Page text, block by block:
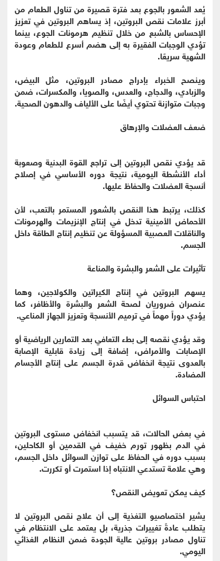
يُعد الشعور بالجوع بعد فترة قصيرة من تناول الطعام من
أبرز علامات نقص البروتين، إذ يساهم البروتين في تعزيز
الإحساس بالشبع من خلال تنظيم هرمونات الجوع، بينما
تؤدي الوجبات الفقيرة به إلى هضم أسرع للطعام وعودة
الشهية سريعًا.
وينصح الخبراء بإدراج مصادر البروتين، مثل البيض،
والزبادي، والدجاج، والعدس، والصويا، والمكسرات، ضمن
وجبات متوازنة تحتوي أيضًا على الألياف والدهون الصحية.
ضعف العضلات والإرهاق
قد يؤدي نقص البروتين إلى تراجع القوة البدنية وصعوبة
أداء الأنشطة اليومية، نتيجة دوره الأساسي في إصلاح
أنسجة العضلات والحفاظ عليها.
كذلك، يرتبط هذا النقص بالشعور المستمر بالتعب، لأن
الأحماض الأمينية تدخل في إنتاج الإنزيمات والهرمونات
والناقلات العصبية المسؤولة عن تنظيم إنتاج الطاقة داخل
الجسم.
تأثيرات على الشعر والبشرة والمناعة
يسهم البروتين في إنتاج الكيراتين والكولاجين، وهما
عنصران ضروريان لصحة الشعر والبشرة والأظافر، كما
يؤدي دوراً مهماً في ترميم الأنسجة وتعزيز الجهاز المناعي.
وقد يؤدي نقصه إلى بطء التعافي بعد التمارين الرياضية أو
الإصابات والأمراض، إضافة إلى زيادة قابلية الإصابة
بالعدوى نتيجة انخفاض قدرة الجسم على إنتاج الأجسام
المضادة.
احتباس السوائل
في بعض الحالات، قد يتسبب انخفاض مستوى البروتين
في الدم بظهور تورم خفيف في القدمين أو الكاحلين،
بسبب دوره في الحفاظ على توازن السوائل داخل الجسم،
وهي علامة تستدعي الانتباه إذا استمرت أو تكررت.
كيف يمكن تعويض النقص؟
يشير اختصاصيو التغذية إلى أن علاج نقص البروتين لا
يتطلب عادةً تغييرات جذرية، بل يعتمد على الانتظام في
تناول مصادر بروتين عالية الجودة ضمن النظام الغذائي
اليومي.